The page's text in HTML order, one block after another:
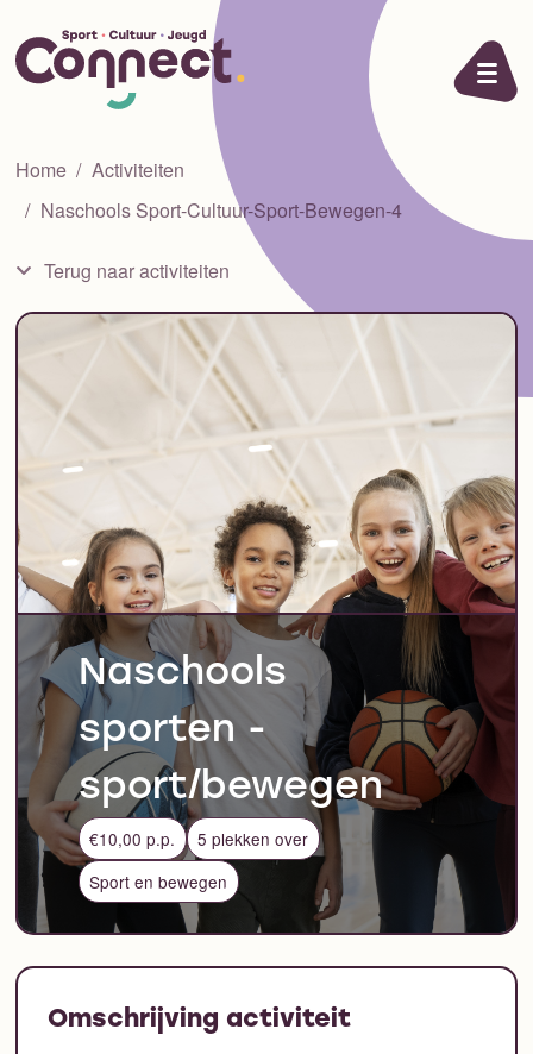
Ga naar de inhoud
Home
Activiteiten
Naschools Sport-Cultuur-Sport-Bewegen-4
Terug naar activiteiten
Naschools
sporten -
sport/bewegen
€10,00 p.p.
5 plekken over
Sport en bewegen
Omschrijving activiteit